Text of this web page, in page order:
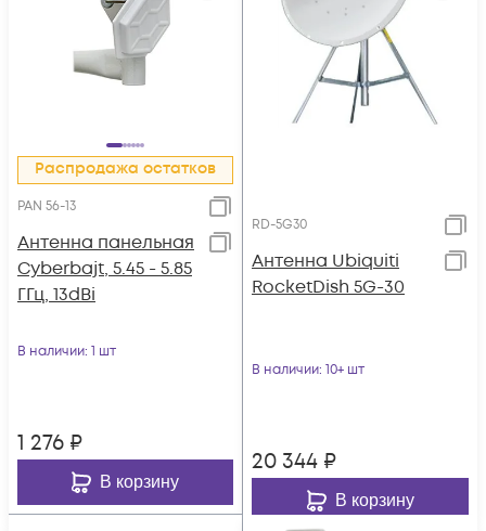
Распродажа остатков
PAN 56-13
Антенна панельная
Cyberbajt, 5.45 - 5.85
ГГц, 13dBi
В наличии: 1 шт
1 276 ₽
В корзину
RD-5G30
Антенна Ubiquiti
RocketDish 5G-30
В наличии: 10+ шт
20 344 ₽
В корзину